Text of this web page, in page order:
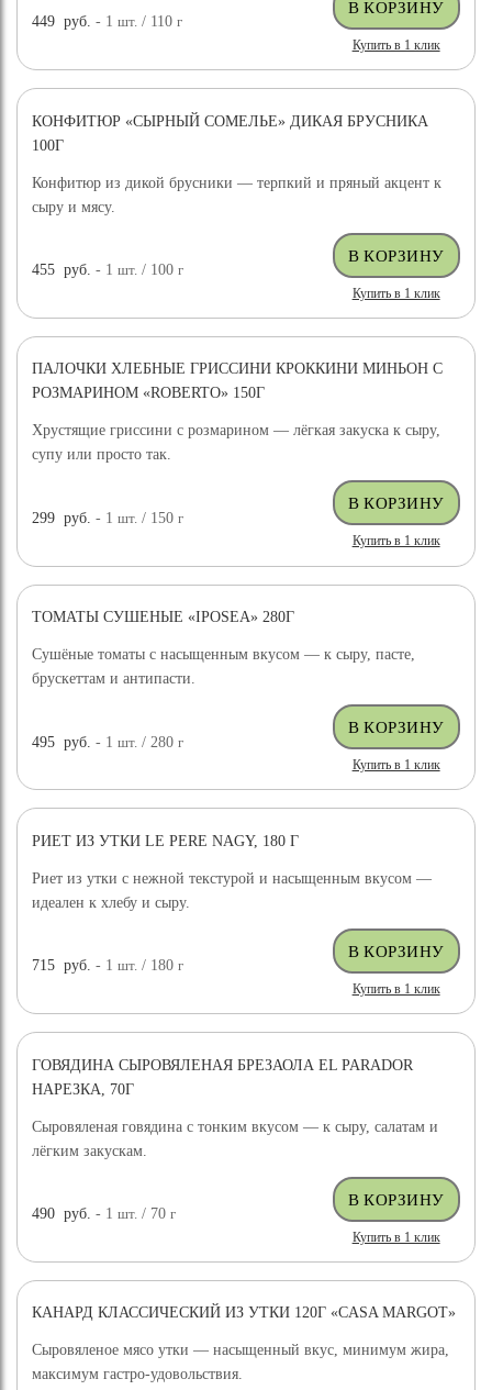
449 руб. - 1шт. / 110г
Купить в 1 клик
КОНФИТЮР «СЫРНЫЙ СОМЕЛЬЕ» ДИКАЯ БРУСНИКА
100Г
Конфитюр из дикой брусники — терпкий и пряный акцент к
сыру и мясу.
455 руб. - 1шт. / 100г
Купить в 1 клик
ПАЛОЧКИ ХЛЕБНЫЕ ГРИССИНИ КРОККИНИ МИНЬОН С
РОЗМАРИНОМ «ROBERTO» 150Г
Хрустящие гриссини с розмарином — лёгкая закуска к сыру,
супу или просто так.
299 руб. - 1шт. / 150г
Купить в 1 клик
ТОМАТЫ СУШЕНЫЕ «IPOSEA» 280Г
Сушёные томаты с насыщенным вкусом — к сыру, пасте,
брускеттам и антипасти.
495 руб. - 1шт. / 280г
Купить в 1 клик
РИЕТ ИЗ УТКИ LE PERE NAGY, 180 Г
Риет из утки с нежной текстурой и насыщенным вкусом —
идеален к хлебу и сыру.
715 руб. - 1шт. / 180г
Купить в 1 клик
ГОВЯДИНА СЫРОВЯЛЕНАЯ БРЕЗАОЛА EL PARADOR
НАРЕЗКА, 70Г
Сыровяленая говядина с тонким вкусом — к сыру, салатам и
лёгким закускам.
490 руб. - 1шт. / 70г
Купить в 1 клик
КАНАРД КЛАССИЧЕСКИЙ ИЗ УТКИ 120Г «CASA MARGOT»
Сыровяленое мясо утки — насыщенный вкус, минимум жира,
максимум гастро-удовольствия.